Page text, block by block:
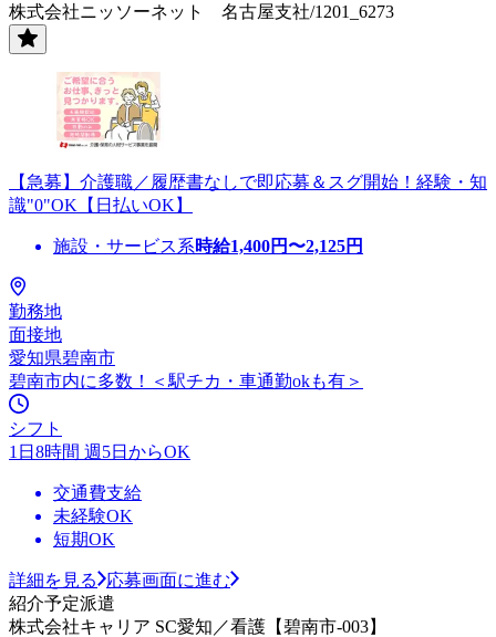
株式会社ニッソーネット 名古屋支社/1201_6273
【急募】介護職／履歴書なしで即応募＆スグ開始！経験・知
識"0"OK【日払いOK】
施設・サービス系時給1,400円〜2,125円
勤務地
面接地
愛知県碧南市
碧南市内に多数！＜駅チカ・車通勤okも有＞
シフト
1日8時間 週5日からOK
交通費支給
未経験OK
短期OK
詳細を見る
応募画面に進む
紹介予定派遣
株式会社キャリア SC愛知／看護【碧南市-003】